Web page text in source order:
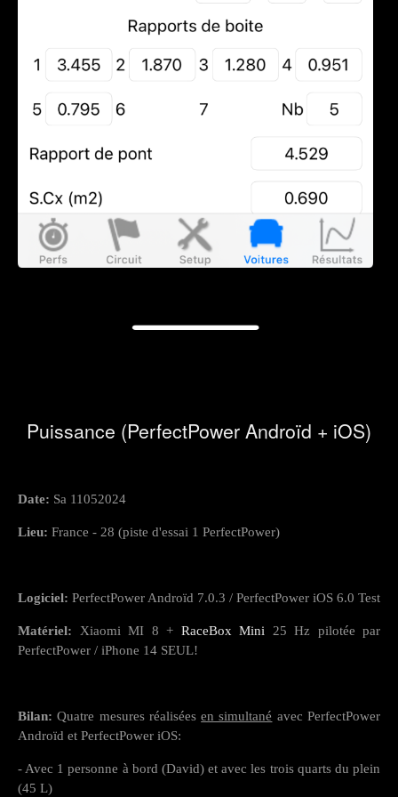
Puissance (PerfectPower Androïd + iOS)
Date: Sa 11052024
Lieu: France - 28 (piste d'essai 1 PerfectPower)
Logiciel: PerfectPower Androïd 7.0.3 / PerfectPower iOS 6.0 Test
Matériel: Xiaomi MI 8 + RaceBox Mini 25 Hz pilotée par
PerfectPower / iPhone 14 SEUL!
Bilan: Quatre mesures réaliséesen simultané avec PerfectPower
Androïd et PerfectPower iOS:
- Avec 1 personne à bord (David) et avec les trois quarts du plein
(45 L)